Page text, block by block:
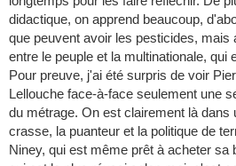
didactique, on apprend beaucoup,
que peuvent avoir les pesticides, mais
entre le peuple et la multinationale, qui
Pour preuve, j'ai été surpris de voir
Lellouche face-à-face seulement une
du métrage. On est clairement là dans
crasse, la puanteur et la politique de
Niney, qui est même prêt à acheter sa